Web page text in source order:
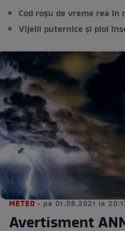
Cod roșu de vreme rea
Vijelii puternice și ploi
METEO • pe 01.08.2021 la
Avertisment